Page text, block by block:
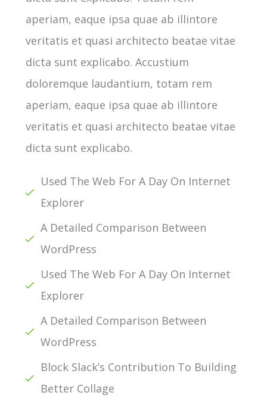
aperiam, eaque ipsa quae ab illintore
veritatis et quasi architecto beatae vitae
dicta sunt explicabo. Accustium
doloremque laudantium, totam rem
aperiam, eaque ipsa quae ab illintore
veritatis et quasi architecto beatae vitae
dicta sunt explicabo.
Used The Web For A Day On Internet
Explorer
A Detailed Comparison Between
WordPress
Used The Web For A Day On Internet
Explorer
A Detailed Comparison Between
WordPress
Block Slack’s Contribution To Building
Better Collage